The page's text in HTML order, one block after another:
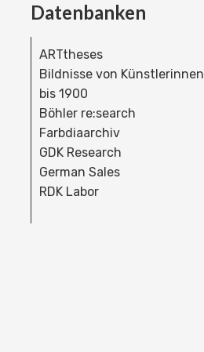
Datenbanken
ARTtheses
Bildnisse von Künstlerinnen
bis 1900
Böhler re:search
Farbdiaarchiv
GDK Research
German Sales
RDK Labor